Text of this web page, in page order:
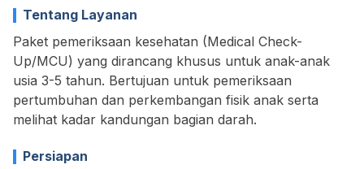
Tentang Layanan
Paket pemeriksaan kesehatan (Medical Check-
Up/MCU) yang dirancang khusus untuk anak-anak
usia 3-5 tahun. Bertujuan untuk pemeriksaan
pertumbuhan dan perkembangan fisik anak serta
melihat kadar kandungan bagian darah.
Persiapan